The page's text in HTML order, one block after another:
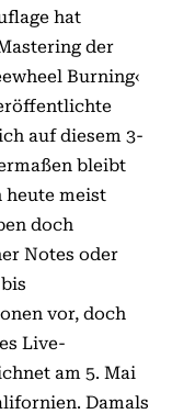
hat
der
Burning‹
auf diesem 3-
bleibt
heute meist
doch
Notes oder
vor, doch
Live-
am 5. Mai
Damals